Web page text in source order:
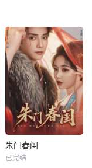
朱门春闺
已完结